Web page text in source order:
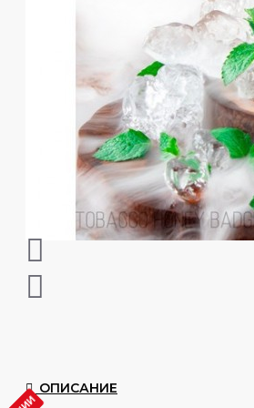
ОПИСАНИЕ